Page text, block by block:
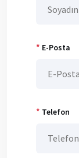
* E-Posta
* Telefon